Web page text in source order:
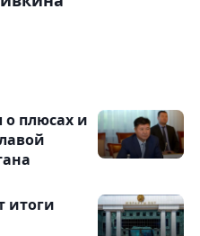
о плюсах и
итоги